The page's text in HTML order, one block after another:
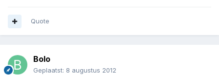
Quote
Bolo
Geplaatst: 8 augustus 2012